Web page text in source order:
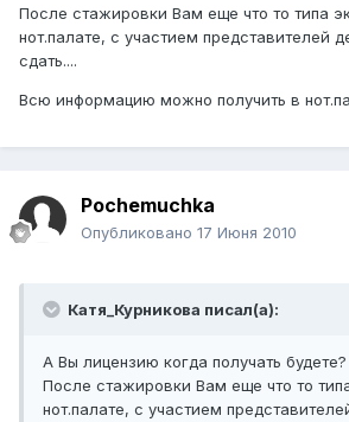
После стажировки Вам еще что то типа
нот.палате, с участием представителей
сдать....
Всю информацию можно получить в
Pochemuchka
Опубликовано 17 Июня 2010
Катя_Курникова писал(а):
А Вы лицензию когда получать будете?
После стажировки Вам еще что то
нот.палате, с участием